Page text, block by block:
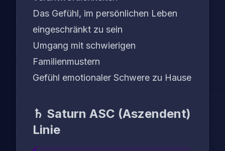
Das Gefühl, im persönlichen Leben
eingeschränkt zu sein
Umgang mit schwierigen
Familienmustern
Gefühl emotionaler Schwere zu Hause
♄ Saturn ASC (Aszendent)
Linie